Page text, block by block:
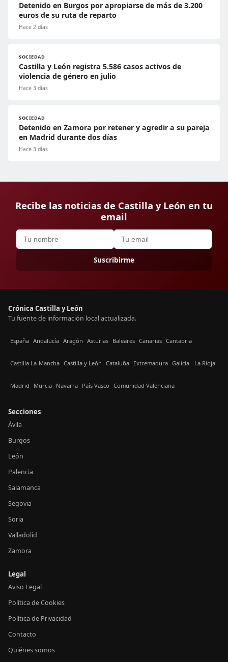
Detenido en Burgos por apropiarse de más de 3.200
euros de su ruta de reparto
Hace 2 días
SOCIEDAD
Castilla y León registra 5.586 casos activos de
violencia de género en julio
Hace 3 días
SOCIEDAD
Detenido en Zamora por retener y agredir a su pareja
en Madrid durante dos días
Hace 3 días
Recibe las noticias de Castilla y León en tu
email
Suscribirme
Crónica Castilla y León
Tu fuente de información local actualizada.
España Andalucía Aragón Asturias Baleares Canarias Cantabria
Castilla La-Mancha Castilla y León Cataluña Extremadura Galicia La Rioja
Madrid Murcia Navarra País Vasco Comunidad Valenciana
Secciones
Ávila
Burgos
León
Palencia
Salamanca
Segovia
Soria
Valladolid
Zamora
Legal
Aviso Legal
Política de Cookies
Política de Privacidad
Contacto
Quiénes somos